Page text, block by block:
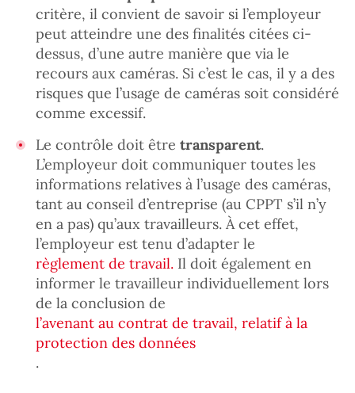
critère, il convient de savoir si l’employeur
peut atteindre une des finalités citées ci-
dessus, d’une autre manière que via le
recours aux caméras. Si c’est le cas, il y a des
risques que l’usage de caméras soit considéré
comme excessif.
Le contrôle doit être transparent.
L’employeur doit communiquer toutes les
informations relatives à l’usage des caméras,
tant au conseil d’entreprise (au CPPT s’il n’y
en a pas) qu’aux travailleurs. À cet effet,
l’employeur est tenu d’adapter le
règlement de travail. Il doit également en
informer le travailleur individuellement lors
de la conclusion de
l’avenant au contrat de travail, relatif à la
protection des données
.